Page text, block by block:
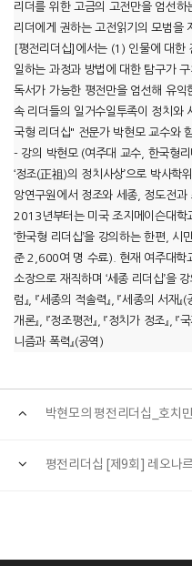
리더를 위한 고금의 고전만을 엄선하
리더에게 권하는 고전읽기의 모범을
[평전리더십]에서는 (1) 인물에 대한
일하는 과정과 방법에 대한 탐구가
독서가 가능한 평전만을 엄선해 유
속 리더들의 일거수일투족이 정치와
국형 리더십" 전문가 박현모 교수와
- 강의 박현모 (여주대 교수, 한국형
‘정조(正祖)의 정치사상’으로 박사
앙연구원에서 정조와 세종, 정도전
2013년부터는 미국 조지메이슨대학
‘한국형 리더십’을 강의하는 한편, 시
준 2,600여 명 수료). 현재 여주대학
소장으로 재직하며 ‘세종 리더십’을 강
럼』, 『세종의 적솔력』, 『세종의 서재
개론』, 『정조평전』, 『정치가 정조』,
니즘과 폭력』(공역)
박현모의 평전리더십_호치
평전리더십 [제9회] 레오나